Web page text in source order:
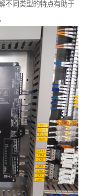
不同类型的特点有助于